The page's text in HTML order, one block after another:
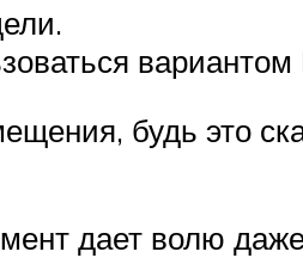
будь это
дает волю